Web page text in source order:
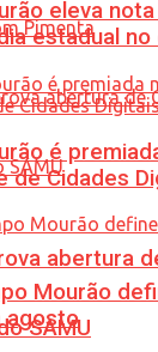
Pimenta
abertura
SAMU
eleva
estadual no
é
de Cidades
Mourão
agosto